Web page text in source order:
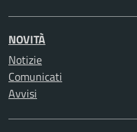
NOVITÀ
Notizie
Comunicati
Avvisi